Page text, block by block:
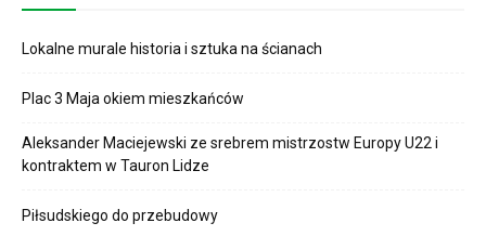
Lokalne murale historia i sztuka na ścianach
Plac 3 Maja okiem mieszkańców
Aleksander Maciejewski ze srebrem mistrzostw Europy U22 i
kontraktem w Tauron Lidze
Piłsudskiego do przebudowy